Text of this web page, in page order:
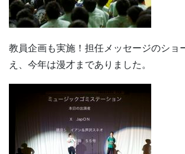
教員企画も実施！担任メッセージのショ
え、今年は漫才までありました。